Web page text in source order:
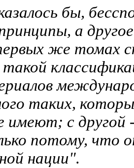
бы,
а
же томах
такой
таких,
имеют; с другой
потому, что
нации".